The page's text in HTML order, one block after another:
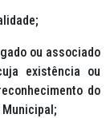
ou associado
existência ou
do